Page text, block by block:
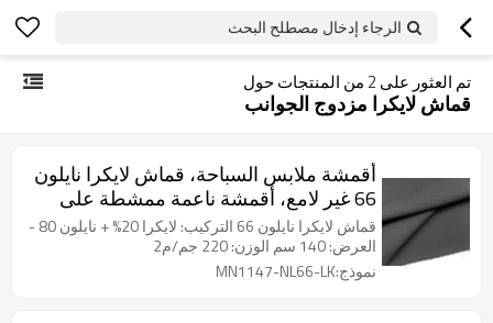
الرجاء إدخال مصطلح البحث
تم العثور على 2 من المنتجات حول
قماش لايكرا مزدوج الجوانب
أقمشة ملابس السباحة، قماش لايكرا نايلون
66 غير لامع، أقمشة ناعمة ممشطة على
الوجهين
قماش لايكرا نايلون 66 التركيب: لايكرا 20% + نايلون 80 -
العرض: 140 سم الوزن: 220 جم/م2
نموذج:MN1147-NL66-LK